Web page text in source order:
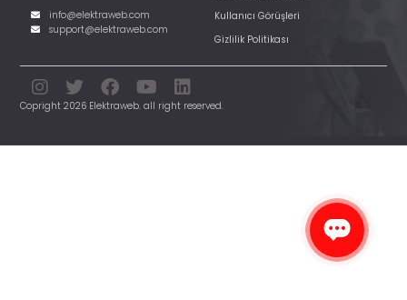
info@elektraweb.com
support@elektraweb.com
Kullanıcı Görüşleri
Gizlilik Politikası
Copright 2026 Elektraweb. all right reserved.